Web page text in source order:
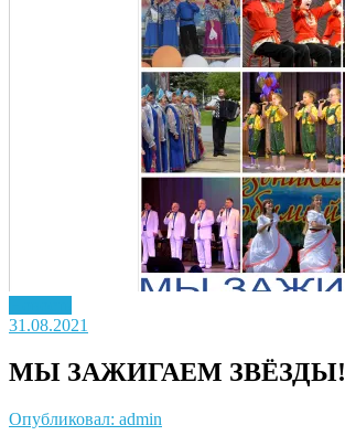
31.08.2021
МЫ ЗАЖИГАЕМ ЗВЁЗДЫ!
Опубликовал: admin